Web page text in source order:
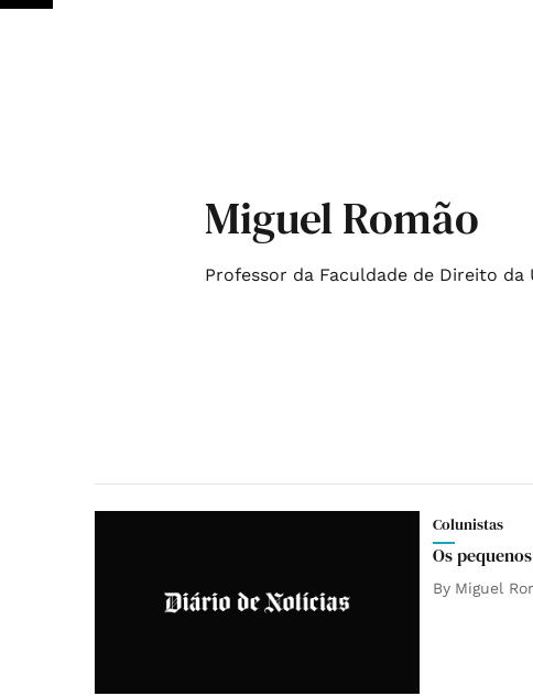
Miguel Romão
Professor da Faculdade de Direito da
Colunistas
Os
By Miguel